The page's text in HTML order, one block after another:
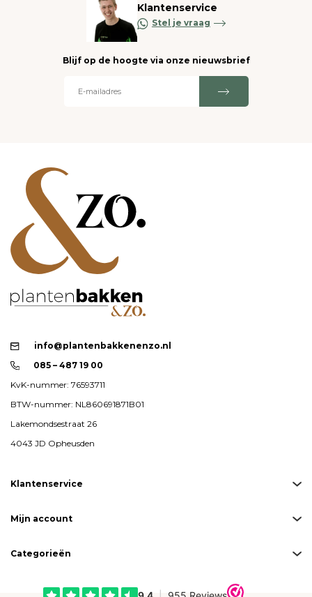
Klantenservice
Stel je vraag
Blijf op de hoogte via onze nieuwsbrief
info@plantenbakkenenzo.nl
085 – 487 19 00
KvK-nummer: 76593711
BTW-nummer: NL860691871B01
Lakemondsestraat 26
4043 JD Opheusden
Klantenservice
Mijn account
Categorieën